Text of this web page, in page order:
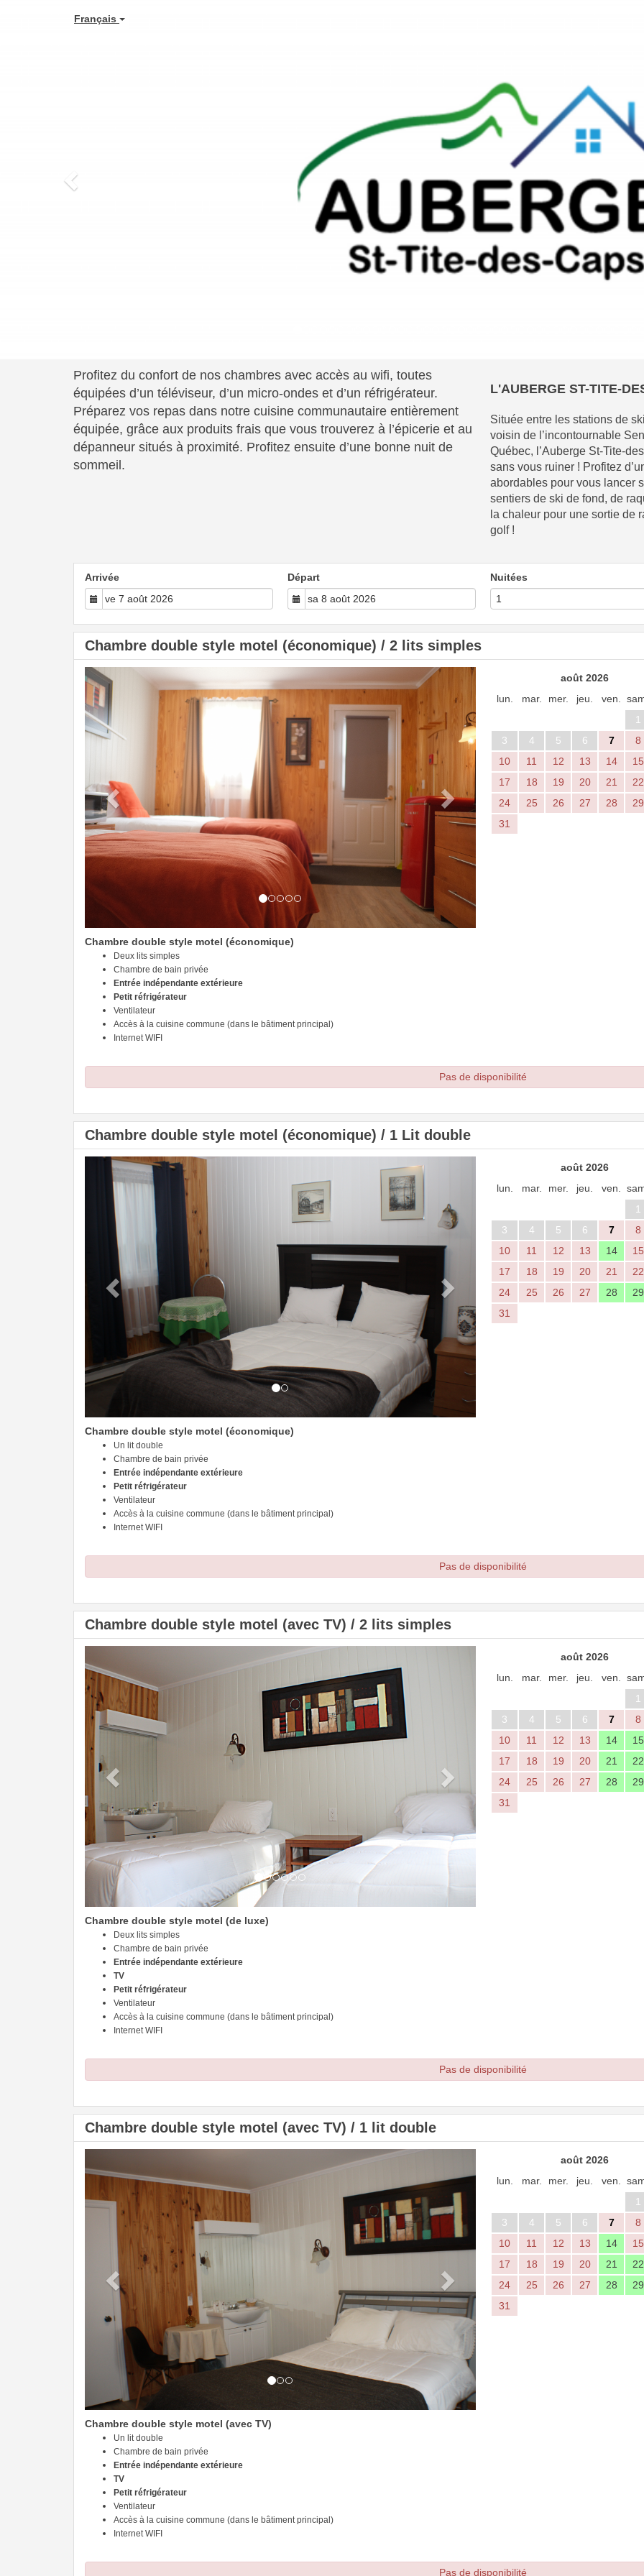
Français
Profitez du confort de nos chambres avec accès au wifi, toutes
équipées d’un téléviseur, d’un micro-ondes et d’un réfrigérateur.
Préparez vos repas dans notre cuisine communautaire entièrement
équipée, grâce aux produits frais que vous trouverez à l’épicerie et au
dépanneur situés à proximité. Profitez ensuite d’une bonne nuit de
sommeil.
L'AUBERGE ST-TITE-
Située entre les stations de
voisin de l’incontournable
Québec, l’Auberge St-Tite-
sans vous ruiner ! Profitez
abordables pour vous lancer
sentiers de ski de fond, de
la chaleur pour une sortie de
golf !
Arrivée Départ Nuitées
Chambre double style motel (économique) / 2 lits simples
Previous
Next
août 2026
lun.
mar. mer. jeu. ven.
1
3
4 5 6 7 8
10
11 12 13 14 15
17
18 19 20 21 22
24
25 26 27 28 29
31
Chambre double style motel (économique)
Deux lits simples
Chambre de bain privée
Entrée indépendante extérieure
Petit réfrigérateur
Ventilateur
Accès à la cuisine commune (dans le bâtiment principal)
Internet WIFI
Pas de disponibilité
Chambre double style motel (économique) / 1 Lit double
Previous
août 2026
lun.
mar. mer. jeu. ven.
1
3
4 5 6 7 8
10
11 12 13 14 15
17
18 19 20 21 22
24
25 26 27 28 29
31
Chambre double style motel (économique)
Un lit double
Chambre de bain privée
Entrée indépendante extérieure
Petit réfrigérateur
Ventilateur
Accès à la cuisine commune (dans le bâtiment principal)
Internet WIFI
Pas de disponibilité
Chambre double style motel (avec TV) / 2 lits simples
août 2026
lun.
mar. mer. jeu. ven.
1
3
4 5 6 7 8
10
11 12 13 14 15
17
18 19 20 21 22
24
25 26 27 28 29
31
Chambre double style motel (de luxe)
Deux lits simples
Chambre de bain privée
Entrée indépendante extérieure
TV
Petit réfrigérateur
Ventilateur
Accès à la cuisine commune (dans le bâtiment principal)
Internet WIFI
Pas de disponibilité
Chambre double style motel (avec TV) / 1 lit double
août 2026
lun.
mar. mer. jeu. ven.
1
3
4 5 6 7 8
10
11 12 13 14 15
17
18 19 20 21 22
24
25 26 27 28 29
31
Chambre double style motel (avec TV)
Un lit double
Chambre de bain privée
Entrée indépendante extérieure
TV
Petit réfrigérateur
Ventilateur
Accès à la cuisine commune (dans le bâtiment principal)
Internet WIFI
Pas de disponibilité